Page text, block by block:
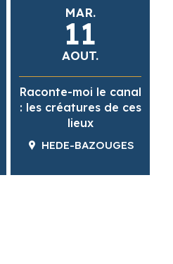
MAR.
11
AOUT.
Raconte-moi le canal
: les créatures de ces
lieux
HEDE-BAZOUGES